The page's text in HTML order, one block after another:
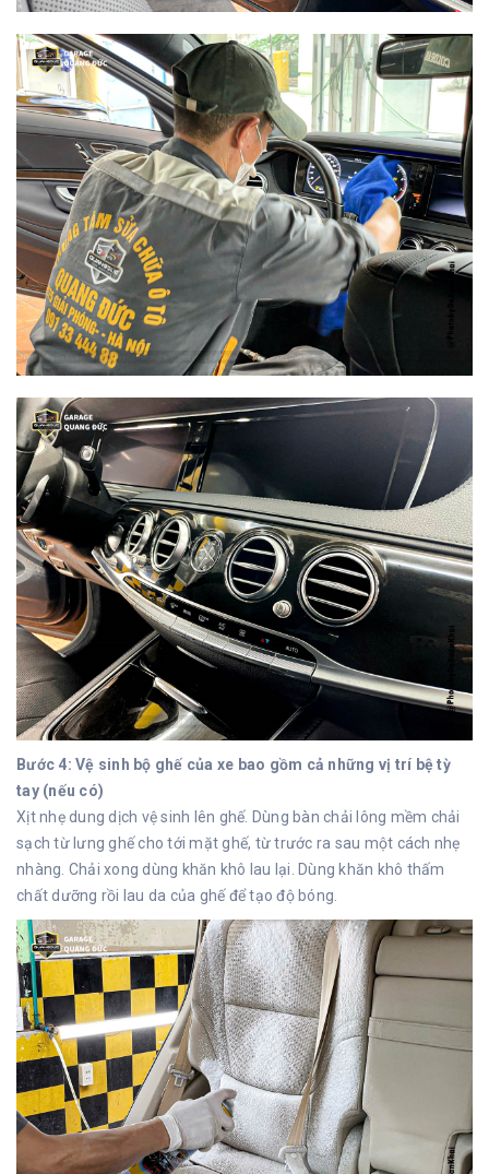
Bước 4: Vệ sinh bộ ghế của xe bao gồm cả những vị trí bệ tỳ
tay (nếu có)
Xịt nhẹ dung dịch vệ sinh lên ghế. Dùng bàn chải lông mềm chải
sạch từ lưng ghế cho tới mặt ghế, từ trước ra sau một cách nhẹ
nhàng. Chải xong dùng khăn khô lau lại. Dùng khăn khô thấm
chất dưỡng rồi lau da của ghế để tạo độ bóng.